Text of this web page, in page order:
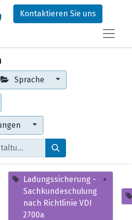
Kontaktieren Sie uns
Sprache
Ladungssicherung -
Sachkundeschulung
nach Richtlinie VDI
2700a
×